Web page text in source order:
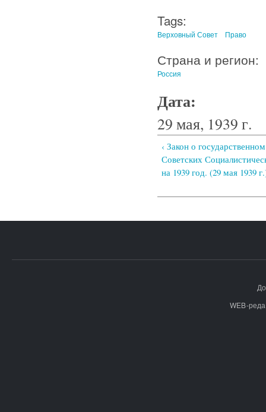
Tags:
Верховный Совет Право
Страна и регион:
Россия
Дата:
29 мая, 1939 г.
‹ Закон о
Советских
на 1939 год. (29 мая 1939
WEB-